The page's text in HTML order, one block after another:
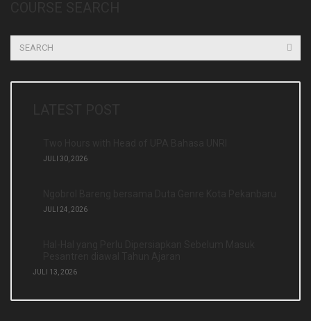
JULI 30, 2026
JULI 24, 2026
JULI 13, 2026